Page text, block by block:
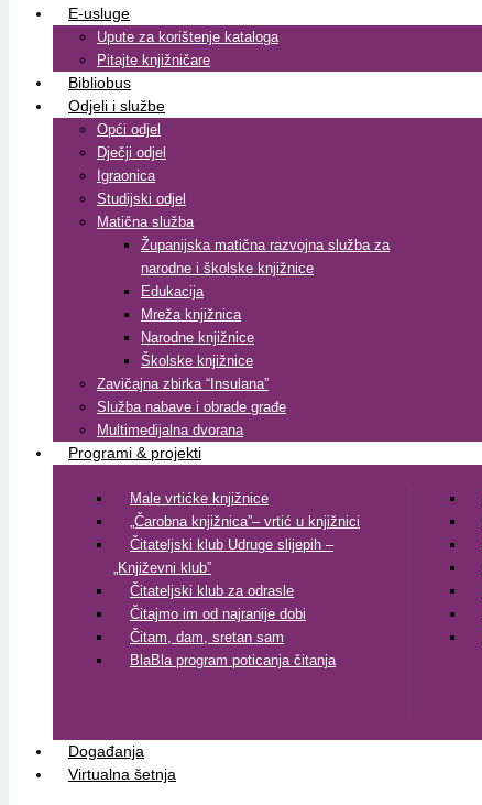
E-usluge
Upute za korištenje kataloga
Pitajte knjižničare
Bibliobus
Odjeli i službe
Opći odjel
Dječji odjel
Igraonica
Studijski odjel
Matična služba
Županijska matična razvojna služba za
narodne i školske knjižnice
Edukacija
Mreža knjižnica
Narodne knjižnice
Školske knjižnice
Zavičajna zbirka “Insulana”
Služba nabave i obrade građe
Multimedijalna dvorana
Programi & projekti
Male vrtićke knjižnice
„Čarobna knjižnica”– vrtić u knjižnici
Čitateljski klub Udruge slijepih –
„Književni klub”
Čitateljski klub za odrasle
Čitajmo im od najranije dobi
Čitam, dam, sretan sam
BlaBla program poticanja čitanja
Događanja
Virtualna šetnja